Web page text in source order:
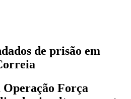
de prisão em
Força